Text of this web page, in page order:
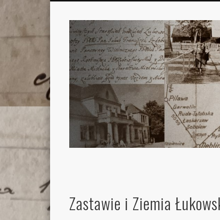
Zastawie i Ziemia